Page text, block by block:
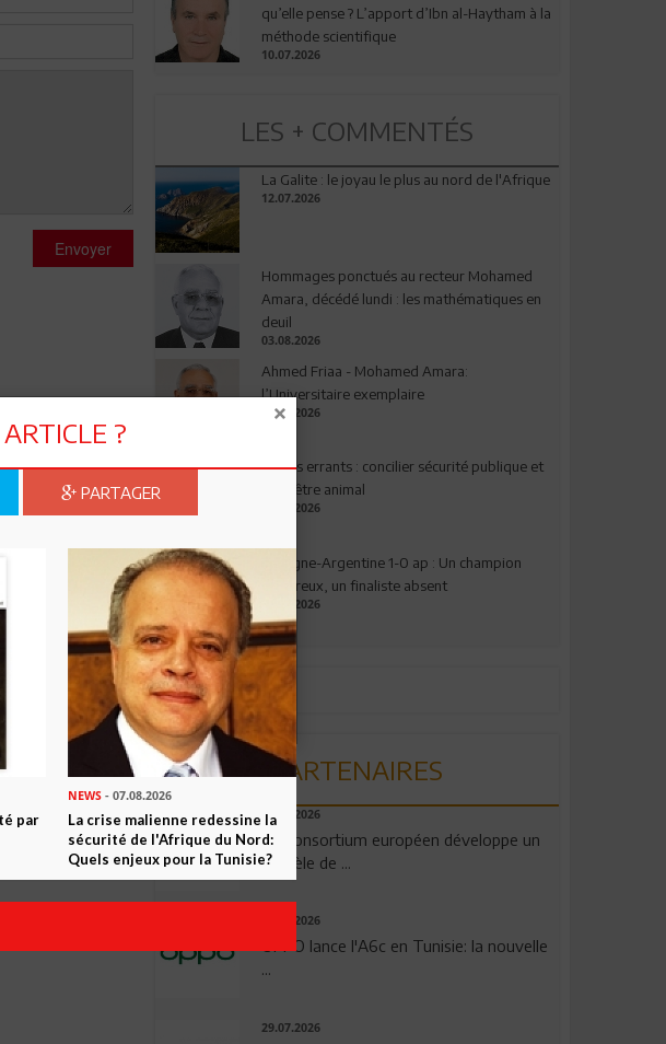
Envoyer
qu’elle pense ? L’apport d’Ibn al-Haytham à la
méthode scientifique
10.07.2026
LES + COMMENTÉS
La Galite : le joyau le plus au nord de l'Afrique
12.07.2026
Hommages ponctués au recteur Mohamed
Amara, décédé lundi : les mathématiques en
deuil
03.08.2026
Ahmed Friaa - Mohamed Amara:
l’Universitaire exemplaire
04.08.2026
Chiens errants : concilier sécurité publique et
bien-être animal
17.07.2026
Espagne-Argentine 1-0 ap : Un champion
valeureux, un finaliste absent
19.07.2026
PARTENAIRES
06.08.2026
Un consortium européen développe un
modèle de ...
04.08.2026
OPPO lance l'A6c en Tunisie: la nouvelle
...
29.07.2026
?
PARTAGER
par
NEWS- 07.08.2026
La crise malienne redessine la
sécurité de l'Afrique du Nord:
Quels enjeux pour la Tunisie?